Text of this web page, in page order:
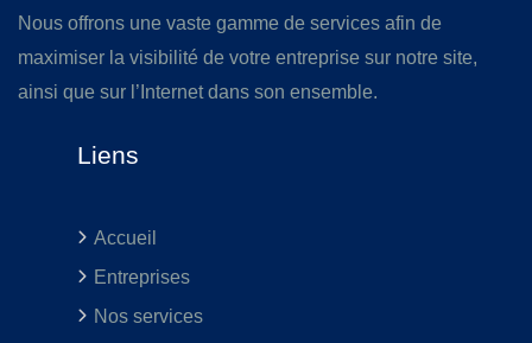
Nous offrons une vaste gamme de services afin de
maximiser la visibilité de votre entreprise sur notre site,
ainsi que sur l’Internet dans son ensemble.
Liens
Accueil
Entreprises
Nos services